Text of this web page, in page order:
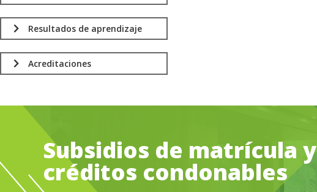
Resultados de aprendizaje
Acreditaciones
Subsidios de matrícula y
créditos condonables